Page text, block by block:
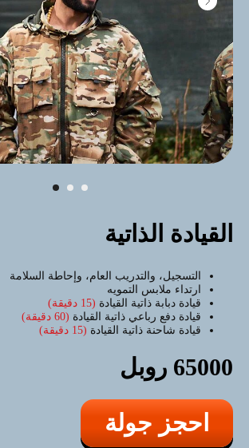
القيادة الذاتية
التسجيل، والتدريب العام، وإحاطة السلامة
ارتداء ملابس التمويه
قيادة دبابة ذاتية القيادة (15 دقيقة)
قيادة دفع رباعي ذاتية القيادة (60 دقيقة)
قيادة شاحنة ذاتية القيادة (15 دقيقة)
65000 روبل
احجز جولة